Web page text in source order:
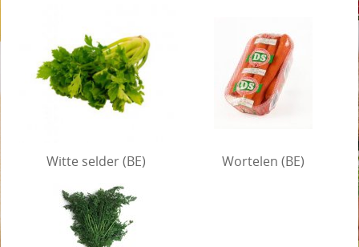
Witte selder (BE) Wortelen (BE)